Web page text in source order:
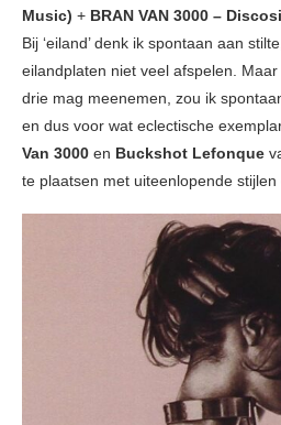
Music) + BRAN VAN 3000 –
Bij ‘eiland’ denk ik spontaan aan
eilandplaten niet veel afspelen.
drie mag meenemen, zou ik
en dus voor wat eclectische
Van 3000 en Buckshot Lefonque
te plaatsen met uiteenlopende